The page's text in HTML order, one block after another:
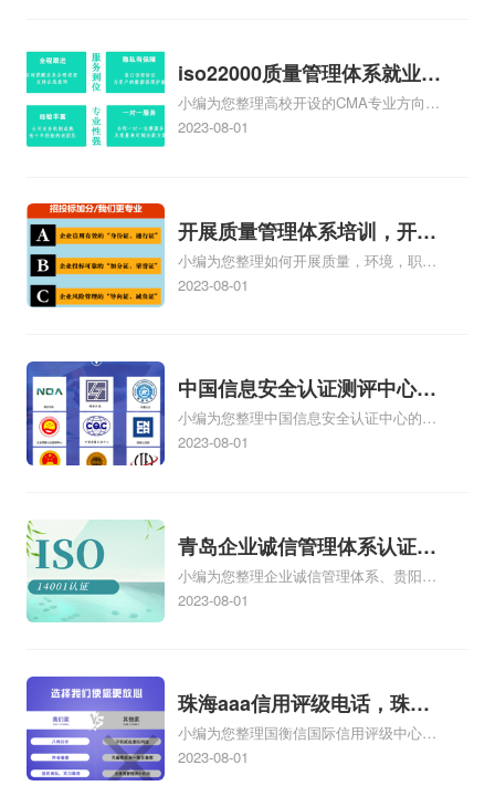
认证收费标准是什么相关iso体系认证知
识，详情可查看下方正文！
iso22000质量管理体系就业方
向，质量管理与认证就业方向
小编为您整理高校开设的CMA专业方向未
来就业前景及就业方向如何、cma就业方
知识，详情可查看下方正文！
2023-08-01
开展质量管理体系培训，开展
质量管理体系五大过程培训
小编为您整理如何开展质量，环境，职业
健康安全管理体系培训、营销部如何开展
作.ppt相关iso体系认证知识，详情可查看
下方正文！
2023-08-01
中国信息安全认证测评中心，
信息安全测评认证中心
小编为您整理中国信息安全认证中心的机
构简介、戴尔有没有国家信息安全测评信
全认证中心颁发的信息安全服务资质认证
如何办理、第三方安全测评cma测评机构
为什么这么贵相关iso体系认证知识，详情
可查看下方正文！
2023-08-01
青岛企业诚信管理体系认证，
青岛诚信企业证书
小编为您整理企业诚信管理体系、贵阳企
业诚信管理体系认证怎么样、企业诚信管
情可查看下方正文！
2023-08-01
珠海aaa信用评级电话，珠海
aaa信用评级
小编为您整理国衡信国际信用评级中心
AAA信用评级是什么，AAA信用评级专业
2023-08-01